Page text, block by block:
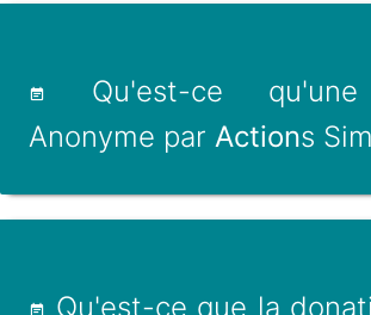
Qu'est-ce qu'une
Anonyme par Actions
Qu'est-ce que la